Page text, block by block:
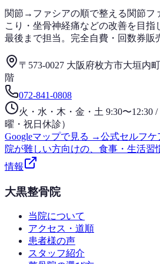
関節→ファシアの順で整える関節フ
こり・坐骨神経痛などの改善を目指
最後まで担当。完全自費・回数券販
〒573-0027 大阪府枚方市大垣内
階
072-841-0808
火・水・木・金・土 9:30〜12:30 /
曜・祝日休診）
Googleマップで見る →公式セルフケ
院が難しい方向けの、食事・生活習
情報
大黒整骨院
当院について
アクセス・道順
患者様の声
スタッフ紹介